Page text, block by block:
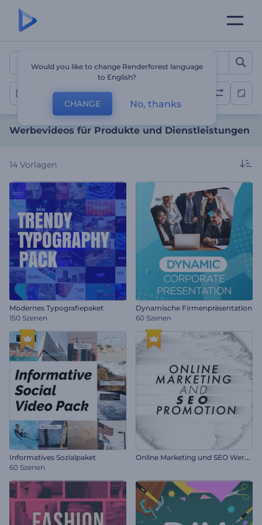
Werbevideos für
Produkt- oder Dienstleistungsförderung
Werbevideos für Produkte und Dienstleistungen
14 Vorlagen
Modernes Typografiepaket
150 Szenen
Dynamische Firmenpräsentation
60 Szenen
Informatives Sozialpaket
60 Szenen
O
nline Marketing und SEO Werbung
Would you like to change Renderforest language
to English?
CHANGE No, thanks